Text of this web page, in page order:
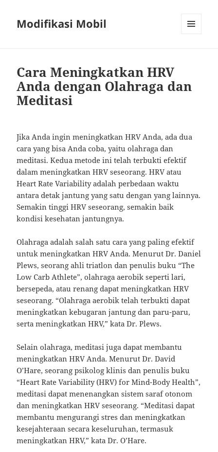
Modifikasi Mobil
Cara Meningkatkan HRV
Anda dengan Olahraga dan
Meditasi
Jika Anda ingin meningkatkan HRV Anda, ada dua
cara yang bisa Anda coba, yaitu olahraga dan
meditasi. Kedua metode ini telah terbukti efektif
dalam meningkatkan HRV seseorang. HRV atau
Heart Rate Variability adalah perbedaan waktu
antara detak jantung yang satu dengan yang lainnya.
Semakin tinggi HRV seseorang, semakin baik
kondisi kesehatan jantungnya.
Olahraga adalah salah satu cara yang paling efektif
untuk meningkatkan HRV Anda. Menurut Dr. Daniel
Plews, seorang ahli triatlon dan penulis buku “The
Low Carb Athlete”, olahraga aerobik seperti lari,
bersepeda, atau renang dapat meningkatkan HRV
seseorang. “Olahraga aerobik telah terbukti dapat
meningkatkan kebugaran jantung dan paru-paru,
serta meningkatkan HRV,” kata Dr. Plews.
Selain olahraga, meditasi juga dapat membantu
meningkatkan HRV Anda. Menurut Dr. David
O’Hare, seorang psikolog klinis dan penulis buku
“Heart Rate Variability (HRV) for Mind-Body Health”,
meditasi dapat menenangkan sistem saraf otonom
dan meningkatkan HRV seseorang. “Meditasi dapat
membantu mengurangi stres dan meningkatkan
kesejahteraan secara keseluruhan, termasuk
meningkatkan HRV,” kata Dr. O’Hare.